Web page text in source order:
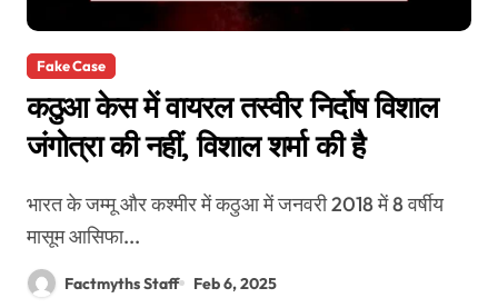
Fake Case
कठुआ केस में वायरल तस्वीर निर्दोष विशाल
जंगोत्रा की नहीं, विशाल शर्मा की है
भारत के जम्मू और कश्मीर में कठुआ में जनवरी 2018 में 8 वर्षीय
मासूम आसिफा...
Factmyths Staff Feb 6, 2025